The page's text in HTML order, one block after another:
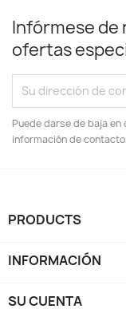
Infórmese de
ofertas
Puede darse de baja
información de
PRODUCTS
INFORMACIÓN
SU CUENTA